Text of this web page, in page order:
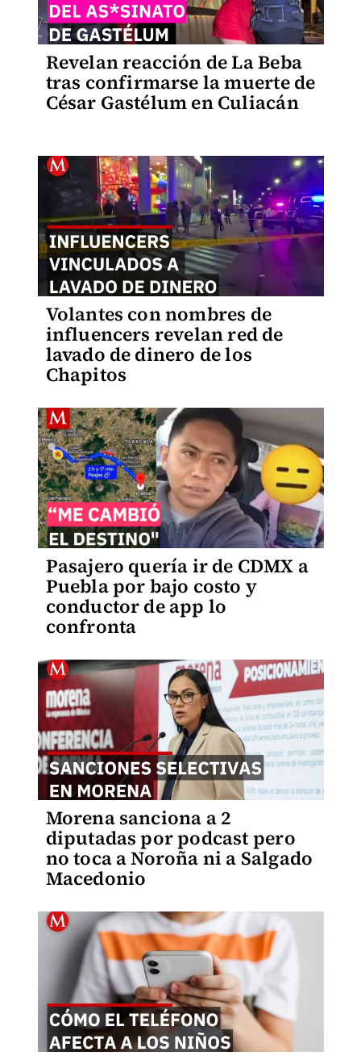
Revelan reacción de La Beba
tras confirmarse la muerte de
César Gastélum en Culiacán
Volantes con nombres de
influencers revelan red de
lavado de dinero de los
Chapitos
Pasajero quería ir de CDMX a
Puebla por bajo costo y
conductor de app lo
confronta
Morena sanciona a 2
diputadas por podcast pero
no toca a Noroña ni a Salgado
Macedonio